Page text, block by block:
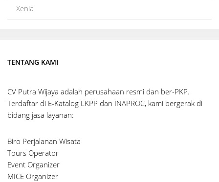
Xenia
TENTANG KAMI
CV Putra Wijaya adalah perusahaan resmi dan ber-PKP.
Terdaftar di E-Katalog LKPP dan INAPROC, kami bergerak di
bidang jasa layanan:
Biro Perjalanan Wisata
Tours Operator
Event Organizer
MICE Organizer